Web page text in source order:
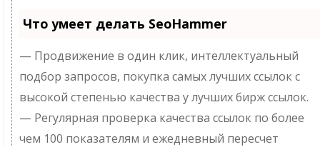
Что умеет делать SeoHammer
— Продвижение в один клик, интеллектуальный
подбор запросов, покупка самых лучших ссылок с
высокой степенью качества у лучших бирж ссылок.
— Регулярная проверка качества ссылок по более
чем 100 показателям и ежедневный пересчет